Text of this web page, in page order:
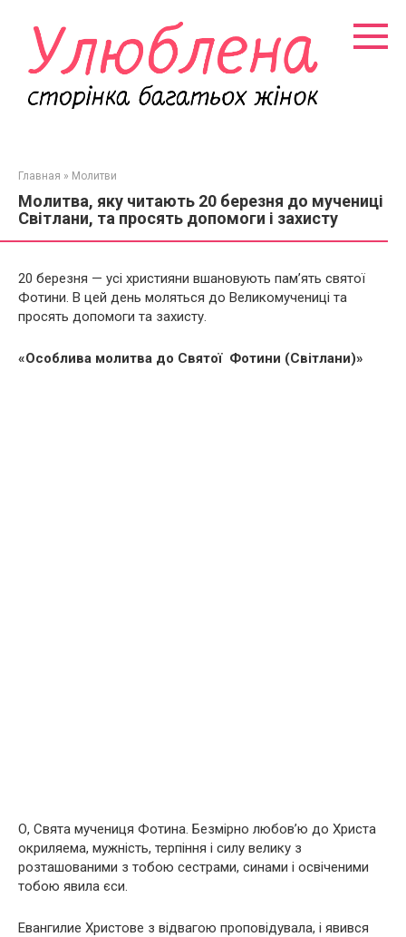
контенту
Главная » Молитви
Молитва, яку читають 20 березня до мучениці
Світлани, та просять допомоги і захисту
20 березня — усі християни вшановують пам’ять святої
Фотини. В цей день моляться до Великомучениці та
просять допомоги та захисту.
«Особлива молитва до Святої Фотини (Світлани)»
О, Свята мучениця Фотина. Безмірно любов’ю до Христа
окриляема, мужність, терпіння і силу велику з
розташованими з тобою сестрами, синами і освіченими
тобою явила єси.
Евангилие Христове з відвагою проповідувала, і явився